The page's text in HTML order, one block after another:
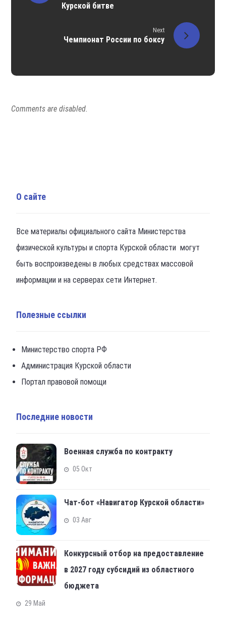
Курской битве
Next
Чемпионат России по боксу
Comments are disabled.
О сайте
Все материалы официального сайта Министерства
физической культуры и спорта Курской области могут
быть воспроизведены в любых средствах массовой
информации и на серверах сети Интернет.
Полезные ссылки
Министерство спорта РФ
Администрация Курской области
Портал правовой помощи
Последние новости
Военная служба по контракту
05 Окт
Чат-бот «Навигатор Курской области»
03 Авг
Конкурсный отбор на предоставление
в 2027 году субсидий из областного
бюджета
29 Май